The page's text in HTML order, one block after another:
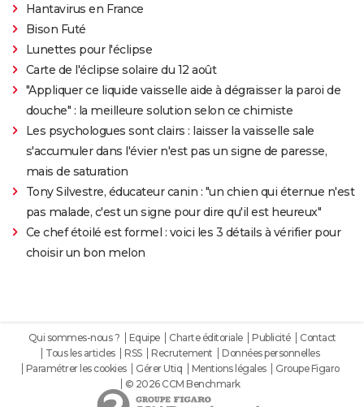
Hantavirus en France
Bison Futé
Lunettes pour l'éclipse
Carte de l'éclipse solaire du 12 août
"Appliquer ce liquide vaisselle aide à dégraisser la paroi de
douche" : la meilleure solution selon ce chimiste
Les psychologues sont clairs : laisser la vaisselle sale
s'accumuler dans l'évier n'est pas un signe de paresse,
mais de saturation
Tony Silvestre, éducateur canin : "un chien qui éternue n'est
pas malade, c'est un signe pour dire qu'il est heureux"
Ce chef étoilé est formel : voici les 3 détails à vérifier pour
choisir un bon melon
Qui sommes-nous ? Equipe Charte éditoriale Publicité
Contact
Tous les articles
RSS Recrutement
Données personnelles
Paramétrer les cookies
Gérer Utiq Mentions légales
Groupe Figaro
© 2026 CCM Benchmark